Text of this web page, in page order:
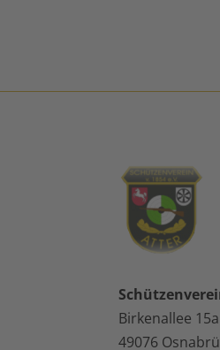
Birkenallee 15a
49076